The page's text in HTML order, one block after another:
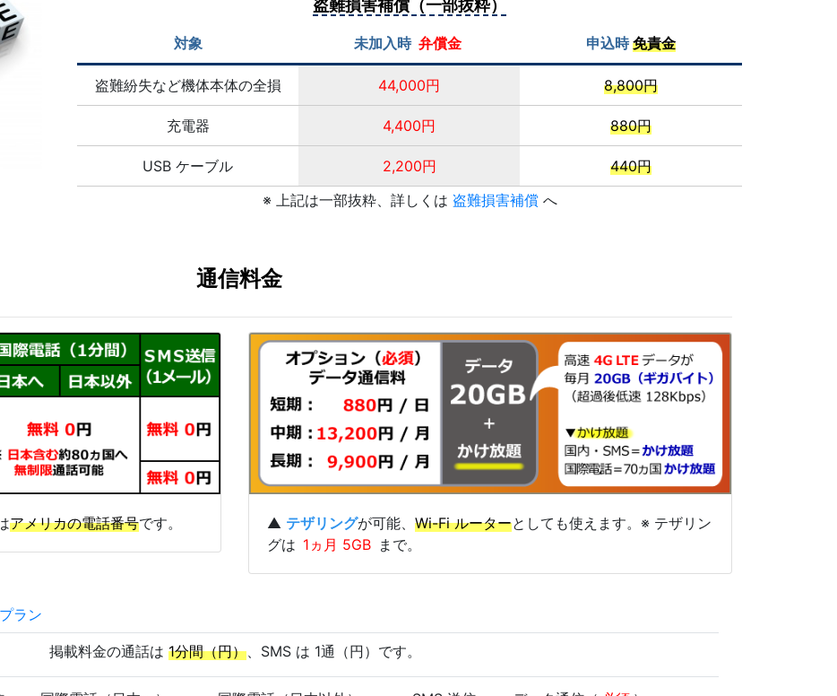
盗難損害補償（一部抜粋）
対象 未加入時 弁償金 申込時免責金
盗難紛失など機体本体の全損 44,000円 8,800円
充電器 4,400円 880円
USB ケーブル 2,200円
440円
※ 上記は一部抜粋、詳しくは 盗難損害補償へ
通信料金
アメリカの電話番号です。 ▲ テザリングが可能、 Wi-Fi ルーターとしても使えます。※ テザリン
グは 1ヵ月 5GB まで。
ラン
掲載料金の通話は 1分間（円）、SMS は 1通（円）です。